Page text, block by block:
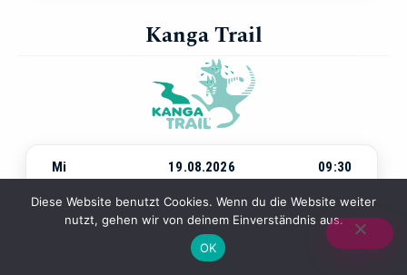
Kanga Trail
Mi 19.08.2026
09:30
Beginn:Mittwoch, 19.08.2026um09:30 Uhr
Ort:Jena Paradies
4-Wochen-Kurs
--- Walking & Kraftübungen in der Natur
Diese Website benutzt Cookies. Wenn du die Website weiter
nutzt, gehen wir von deinem Einverständnis aus.
OK